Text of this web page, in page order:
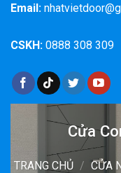
Email:
CSKH: 0888 308 309
Cửa
TRANG CHỦ / CỬA